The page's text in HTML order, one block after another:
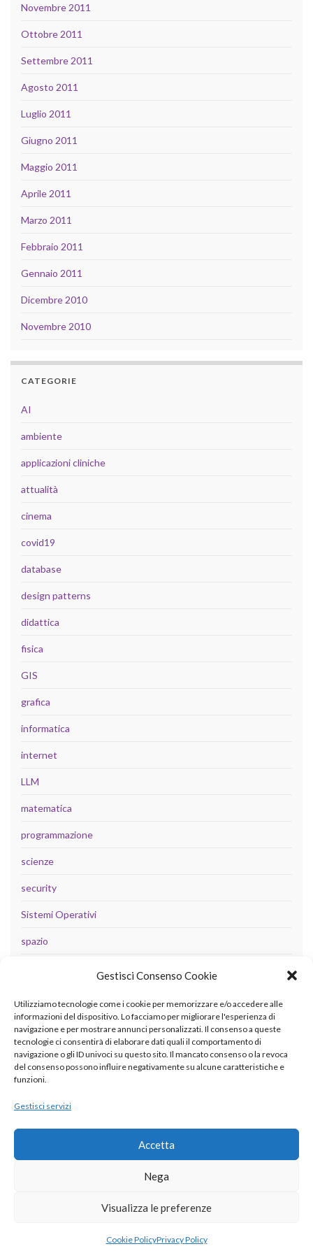
Gestisci Consenso Cookie
Utilizziamo tecnologie come i cookie per memorizzare e/o accedere alle
informazioni del dispositivo. Lo facciamo per migliorare l'esperienza di
navigazione e per mostrare annunci personalizzati. Il consenso a queste
tecnologie ci consentirà di elaborare dati quali il comportamento di
navigazione o gli ID univoci su questo sito. Il mancato consenso o la revoca
del consenso possono influire negativamente su alcune caratteristiche e
funzioni.
Gestisci servizi
Accetta
Nega
Visualizza le preferenze
Cookie PolicyPrivacy Policy
Novembre 2011
Ottobre 2011
Settembre 2011
Agosto 2011
Luglio 2011
Giugno 2011
Maggio 2011
Aprile 2011
Marzo 2011
Febbraio 2011
Gennaio 2011
Dicembre 2010
Novembre 2010
CATEGORIE
AI
ambiente
applicazioni cliniche
attualità
cinema
covid19
database
design patterns
didattica
fisica
GIS
grafica
informatica
internet
LLM
matematica
programmazione
scienze
security
Sistemi Operativi
spazio
META
Accedi
Feed dei contenuti
Feed dei commenti
Graphene Themes.